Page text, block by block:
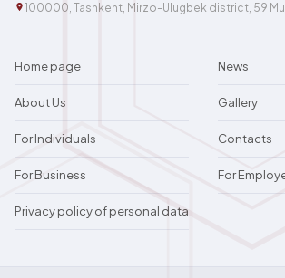
100000, Tashkent, Mirzo-Ulugbek district, 59
Home page News
About Us Gallery
For Individuals Contacts
For Business For
Privacy policy of personal data